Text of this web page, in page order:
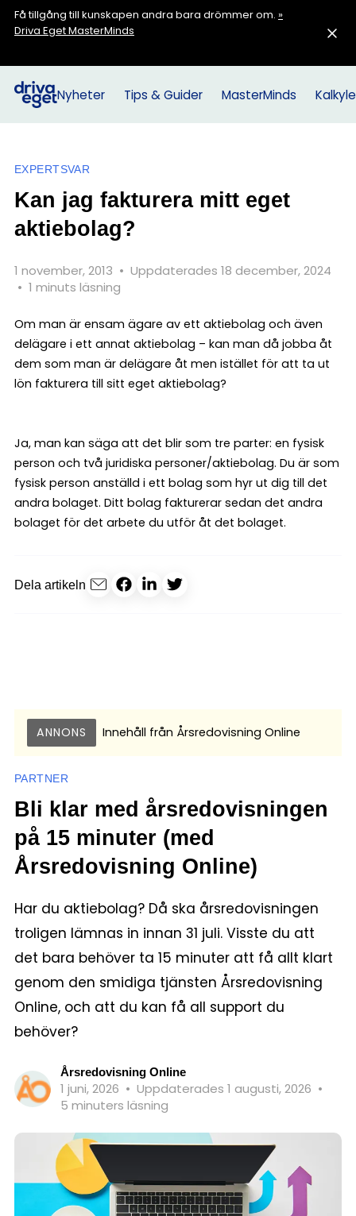
Få tillgång till kunskapen andra bara drömmer om. »
Driva Eget MasterMinds
Nyheter Tips & Guider MasterMinds
EXPERTSVAR
Kan jag fakturera mitt eget
aktiebolag?
1 november, 2013 • Uppdaterades 18 december, 2024
• 1 minuts läsning
Om man är ensam ägare av ett aktiebolag och även
delägare i ett annat aktiebolag – kan man då jobba åt
dem som man är delägare åt men istället för att ta ut
lön fakturera till sitt eget aktiebolag?
Ja, man kan säga att det blir som tre parter: en fysisk
person och två juridiska personer/aktiebolag. Du är som
fysisk person anställd i ett bolag som hyr ut dig till det
andra bolaget. Ditt bolag fakturerar sedan det andra
bolaget för det arbete du utför åt det bolaget.
Dela artikeln
ANNONS Innehåll från Årsredovisning Online
PARTNER
Bli klar med årsredovisningen
på 15 minuter (med
Årsredovisning Online)
Har du aktiebolag? Då ska årsredovisningen
troligen lämnas in innan 31 juli. Visste du att
det bara behöver ta 15 minuter att få allt klart
genom den smidiga tjänsten Årsredovisning
Online, och att du kan få all support du
behöver?
Årsredovisning Online
1 juni, 2026 • Uppdaterades 1 augusti, 2026 •
5 minuters läsning